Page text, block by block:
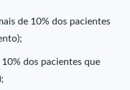
de 10% dos pacientes
dos pacientes que